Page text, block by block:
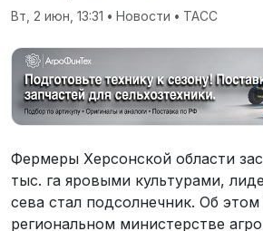
Вт, 2 июн, 13:31 • Новости • ТАСС
Фермеры Херсонской области
тыс. га яровыми культурами,
сева стал подсолнечник. Об
региональном министерстве